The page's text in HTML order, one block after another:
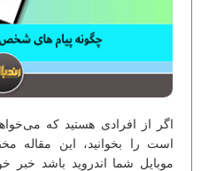
اگر از افرادی هستید که
است را بخوانید، این
موبایل شما اندروید باشد خبر